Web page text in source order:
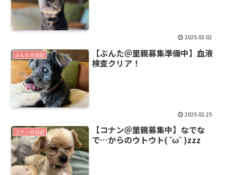
2025.03.02
ぶんたの日記
【ぶんた＠里親募集準備中】血液
検査クリア！
2025.02.25
コナンの日記
【コナン＠里親募集中】なでな
で…からのウトウト( ˘ω˘ )zzz